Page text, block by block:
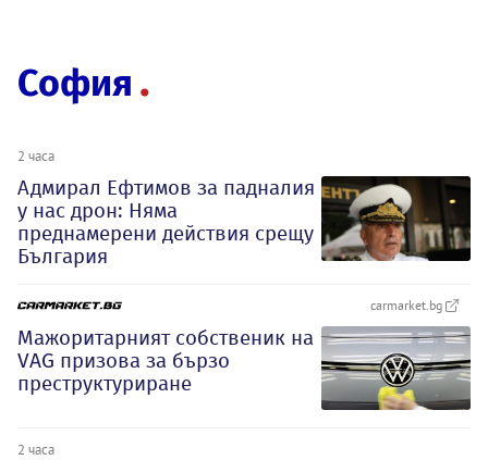
София
2 часа
Адмирал Ефтимов за падналия
у нас дрон: Няма
преднамерени действия срещу
България
carmarket.bg
Мажоритарният собственик на
VAG призова за бързо
преструктуриране
2 часа